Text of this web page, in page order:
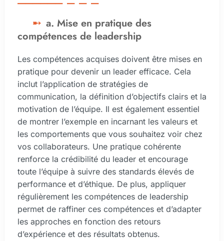
a. Mise en pratique des
compétences de leadership
Les compétences acquises doivent être mises en
pratique pour devenir un leader efficace. Cela
inclut l’application de stratégies de
communication, la définition d’objectifs clairs et la
motivation de l’équipe. Il est également essentiel
de montrer l’exemple en incarnant les valeurs et
les comportements que vous souhaitez voir chez
vos collaborateurs. Une pratique cohérente
renforce la crédibilité du leader et encourage
toute l’équipe à suivre des standards élevés de
performance et d’éthique. De plus, appliquer
régulièrement les compétences de leadership
permet de raffiner ces compétences et d’adapter
les approches en fonction des retours
d’expérience et des résultats obtenus.